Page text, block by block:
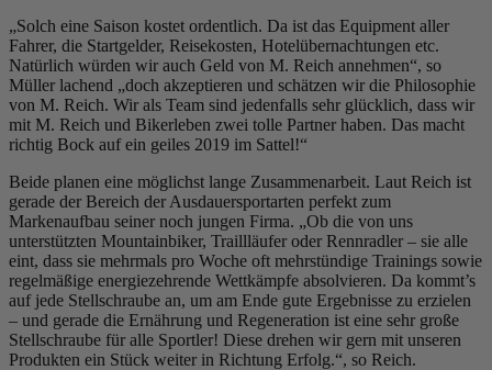
„Solch eine Saison kostet ordentlich. Da ist das Equipment aller
Fahrer, die Startgelder, Reisekosten, Hotelübernachtungen etc.
Natürlich würden wir auch Geld von M. Reich annehmen“, so
Müller lachend „doch akzeptieren und schätzen wir die Philosophie
von M. Reich. Wir als Team sind jedenfalls sehr glücklich, dass wir
mit M. Reich und Bikerleben zwei tolle Partner haben. Das macht
richtig Bock auf ein geiles 2019 im Sattel!“
Beide planen eine möglichst lange Zusammenarbeit. Laut Reich ist
gerade der Bereich der Ausdauersportarten perfekt zum
Markenaufbau seiner noch jungen Firma. „Ob die von uns
unterstützten Mountainbiker, Traillläufer oder Rennradler – sie alle
eint, dass sie mehrmals pro Woche oft mehrstündige Trainings sowie
regelmäßige energiezehrende Wettkämpfe absolvieren. Da kommt’s
auf jede Stellschraube an, um am Ende gute Ergebnisse zu erzielen
– und gerade die Ernährung und Regeneration ist eine sehr große
Stellschraube für alle Sportler! Diese drehen wir gern mit unseren
Produkten ein Stück weiter in Richtung Erfolg.“, so Reich.